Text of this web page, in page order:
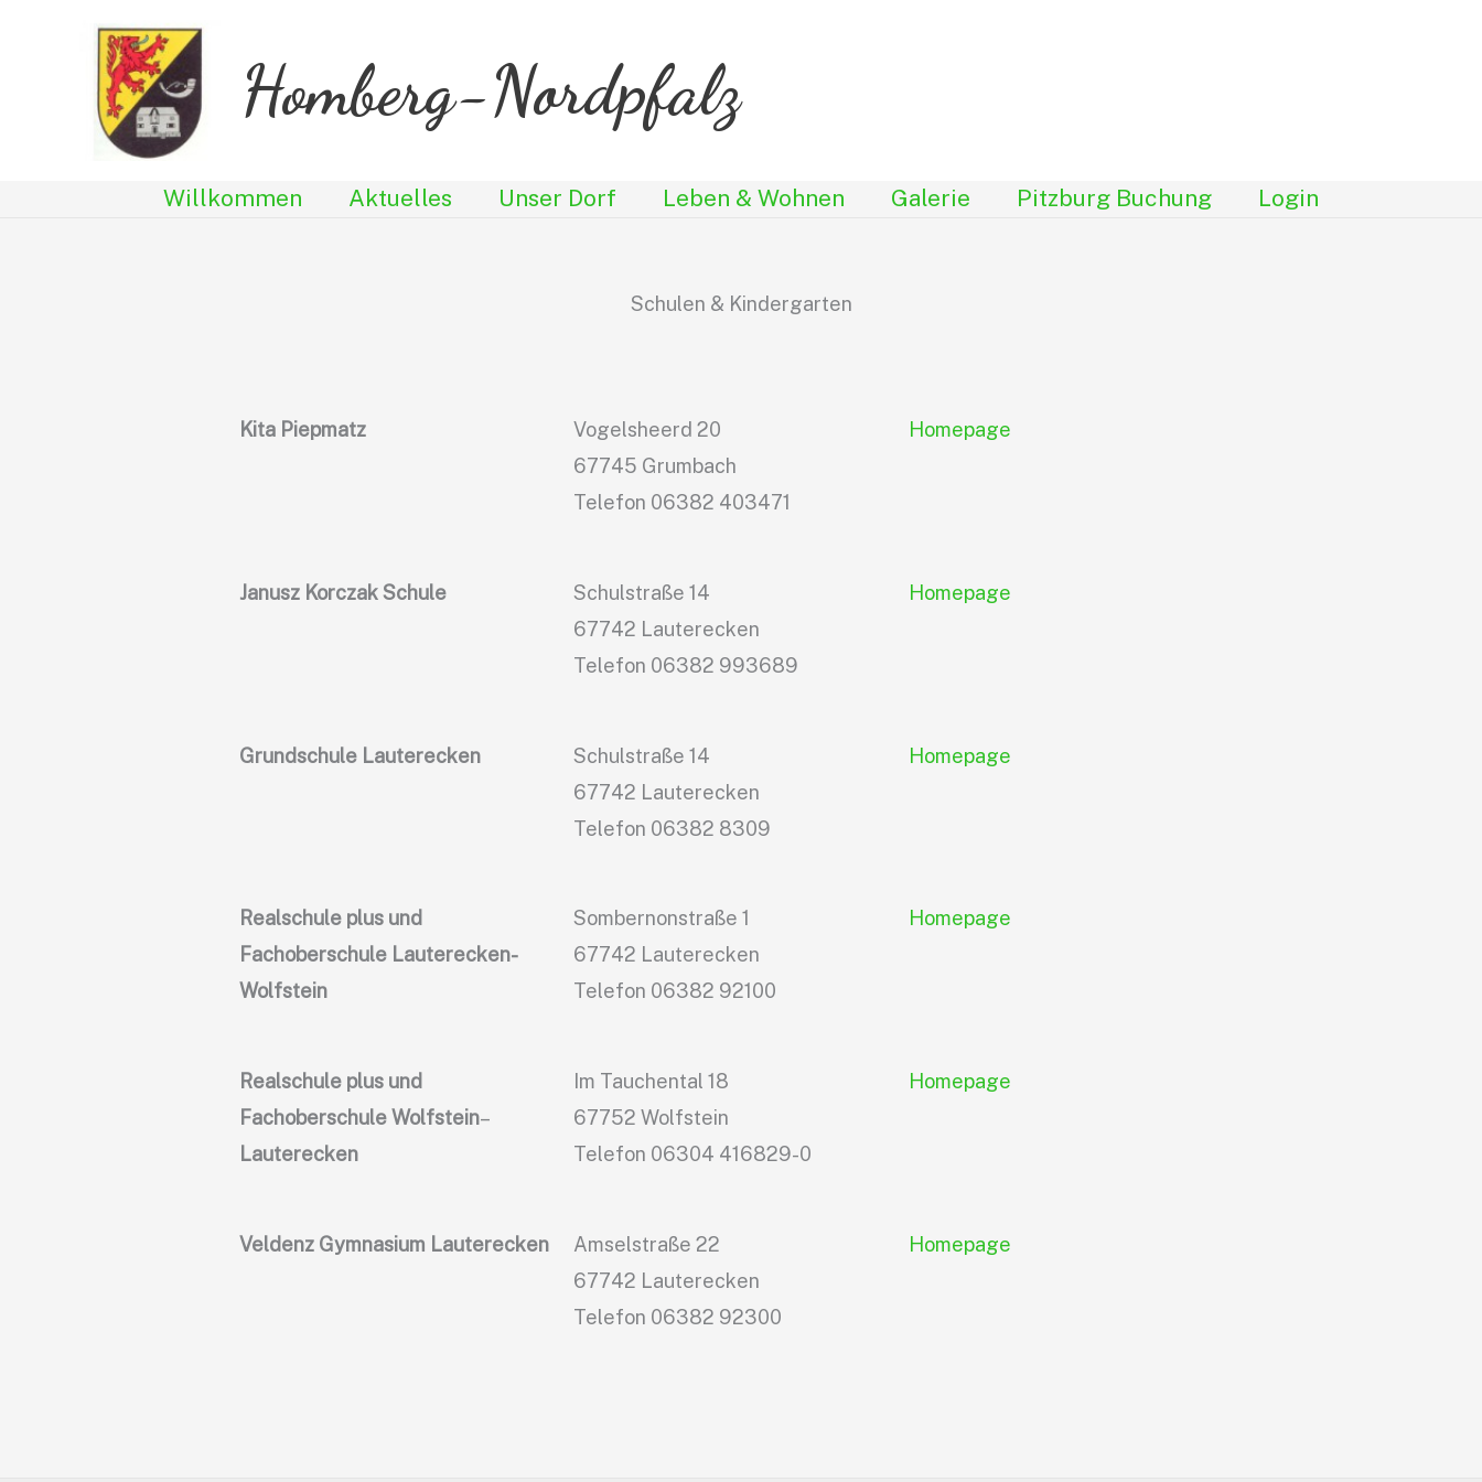
Homberg-Nordpfalz
Willkommen Aktuelles Unser Dorf Leben & Wohnen Galerie Pitzburg Buchung Login
Schulen & Kindergarten
Kita Piepmatz
Vogelsheerd 20
67745 Grumbach
Telefon 06382 403471
Homepage
Janusz Korczak Schule
Schulstraße 14
67742 Lauterecken
Telefon 06382 993689
Homepage
Grundschule Lauterecken
Schulstraße 14
67742 Lauterecken
Telefon 06382 8309
Homepage
Realschule plus und
Fachoberschule Lauterecken-
Wolfstein
Sombernonstraße 1
67742 Lauterecken
Telefon 06382 92100
Homepage
Realschule plus und
Fachoberschule Wolfstein–
Lauterecken
Im Tauchental 18
67752 Wolfstein
Telefon 06304 416829-0
Homepage
Veldenz Gymnasium Lauterecken
Amselstraße 22
67742 Lauterecken
Telefon 06382 92300
Homepage